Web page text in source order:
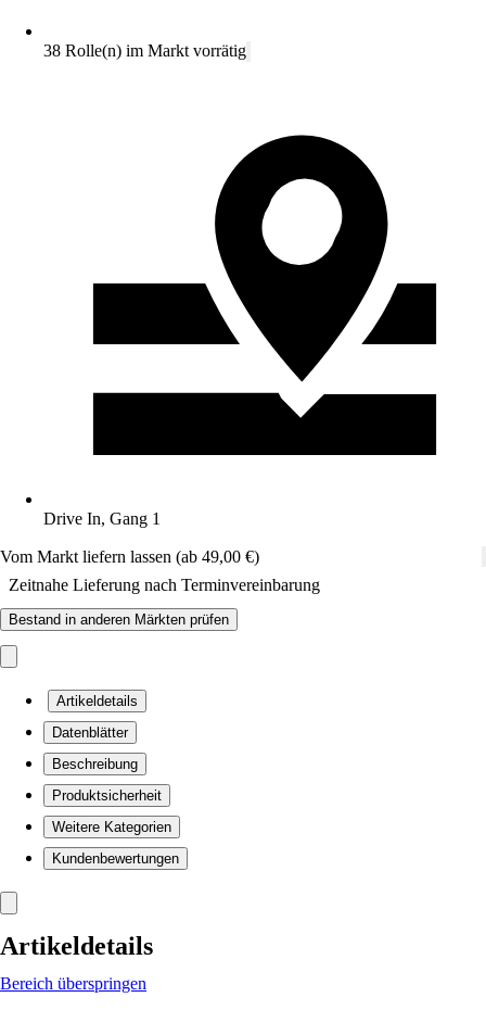
38 Rolle(n) im Markt vorrätig
Drive In, Gang 1
Vom Markt liefern lassen (ab 49,00 €)
Zeitnahe Lieferung nach Terminvereinbarung
Bestand in anderen Märkten prüfen
Artikeldetails
Datenblätter
Beschreibung
Produktsicherheit
Weitere Kategorien
Kundenbewertungen
Artikeldetails
Bereich überspringen